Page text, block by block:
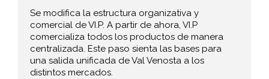
Se modifica la estructura organizativa y
comercial de VI.P. A partir de ahora, VI.P
comercializa todos los productos de manera
centralizada. Este paso sienta las bases para
una salida unificada de Val Venosta a los
distintos mercados.